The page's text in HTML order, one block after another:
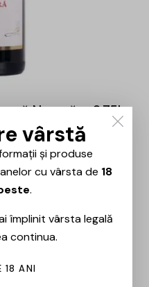
Neagră – 0.75L
vârstă
și produse
cu vârsta de 18
.
împlinit vârsta legală
continua.
18 ANI